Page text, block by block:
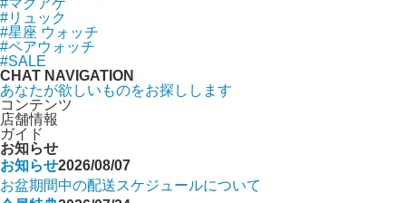
#リュック
#星座 ウォッチ
#ペアウォッチ
#SALE
CHAT NAVIGATION
あなたが欲しいものをお探しします
コンテンツ
店舗情報
ガイド
お知らせ
お知らせ2026/08/07
お盆期間中の配送スケジュールについて